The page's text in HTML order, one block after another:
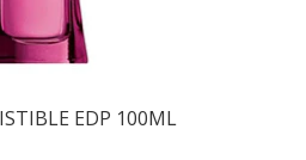
EDP 100ML